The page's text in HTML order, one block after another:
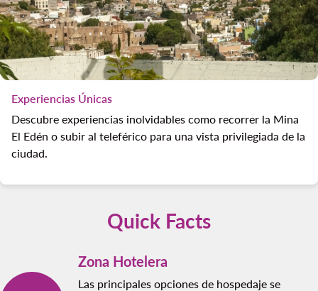
Experiencias Únicas
Descubre experiencias inolvidables como recorrer la Mina
El Edén o subir al teleférico para una vista privilegiada de la
ciudad.
Quick Facts
Zona Hotelera
Las principales opciones de hospedaje se